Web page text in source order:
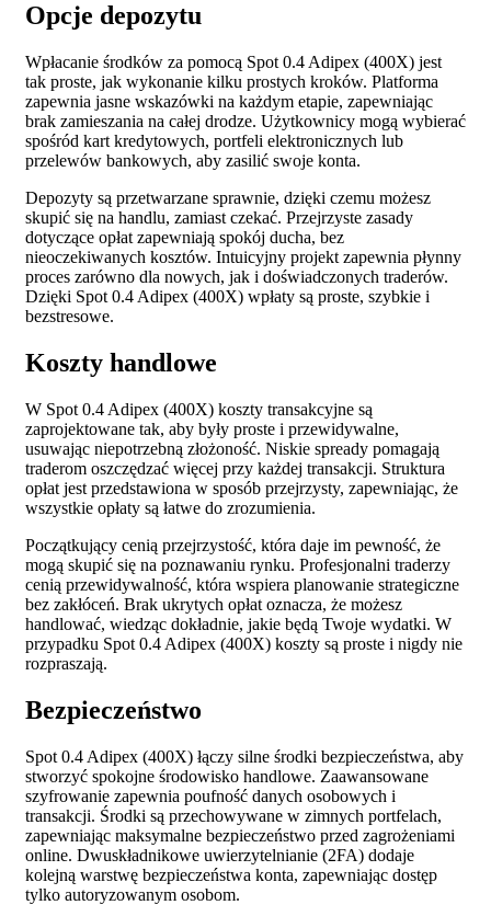
Opcje depozytu
Wpłacanie środków za pomocą Spot 0.4 Adipex (400X) jest
tak proste, jak wykonanie kilku prostych kroków. Platforma
zapewnia jasne wskazówki na każdym etapie, zapewniając
brak zamieszania na całej drodze. Użytkownicy mogą wybierać
spośród kart kredytowych, portfeli elektronicznych lub
przelewów bankowych, aby zasilić swoje konta.
Depozyty są przetwarzane sprawnie, dzięki czemu możesz
skupić się na handlu, zamiast czekać. Przejrzyste zasady
dotyczące opłat zapewniają spokój ducha, bez
nieoczekiwanych kosztów. Intuicyjny projekt zapewnia płynny
proces zarówno dla nowych, jak i doświadczonych traderów.
Dzięki Spot 0.4 Adipex (400X) wpłaty są proste, szybkie i
bezstresowe.
Koszty handlowe
W Spot 0.4 Adipex (400X) koszty transakcyjne są
zaprojektowane tak, aby były proste i przewidywalne,
usuwając niepotrzebną złożoność. Niskie spready pomagają
traderom oszczędzać więcej przy każdej transakcji. Struktura
opłat jest przedstawiona w sposób przejrzysty, zapewniając, że
wszystkie opłaty są łatwe do zrozumienia.
Początkujący cenią przejrzystość, która daje im pewność, że
mogą skupić się na poznawaniu rynku. Profesjonalni traderzy
cenią przewidywalność, która wspiera planowanie strategiczne
bez zakłóceń. Brak ukrytych opłat oznacza, że możesz
handlować, wiedząc dokładnie, jakie będą Twoje wydatki. W
przypadku Spot 0.4 Adipex (400X) koszty są proste i nigdy nie
rozpraszają.
Bezpieczeństwo
Spot 0.4 Adipex (400X) łączy silne środki bezpieczeństwa, aby
stworzyć spokojne środowisko handlowe. Zaawansowane
szyfrowanie zapewnia poufność danych osobowych i
transakcji. Środki są przechowywane w zimnych portfelach,
zapewniając maksymalne bezpieczeństwo przed zagrożeniami
online. Dwuskładnikowe uwierzytelnianie (2FA) dodaje
kolejną warstwę bezpieczeństwa konta, zapewniając dostęp
tylko autoryzowanym osobom.